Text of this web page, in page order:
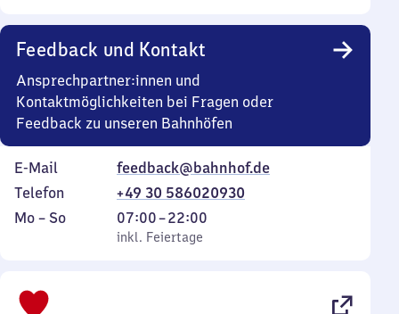
Feedback und Kontakt
Ansprechpartner:innen und
Kontaktmöglichkeiten bei Fragen oder
Feedback zu unseren Bahnhöfen
E-Mail
feedback@bahnhof.de
Telefon
+49 30 586020930
Montag
Mo – So,
inkl. Feiertage
07:00–22:00
Von
7
inkl. Feiertage